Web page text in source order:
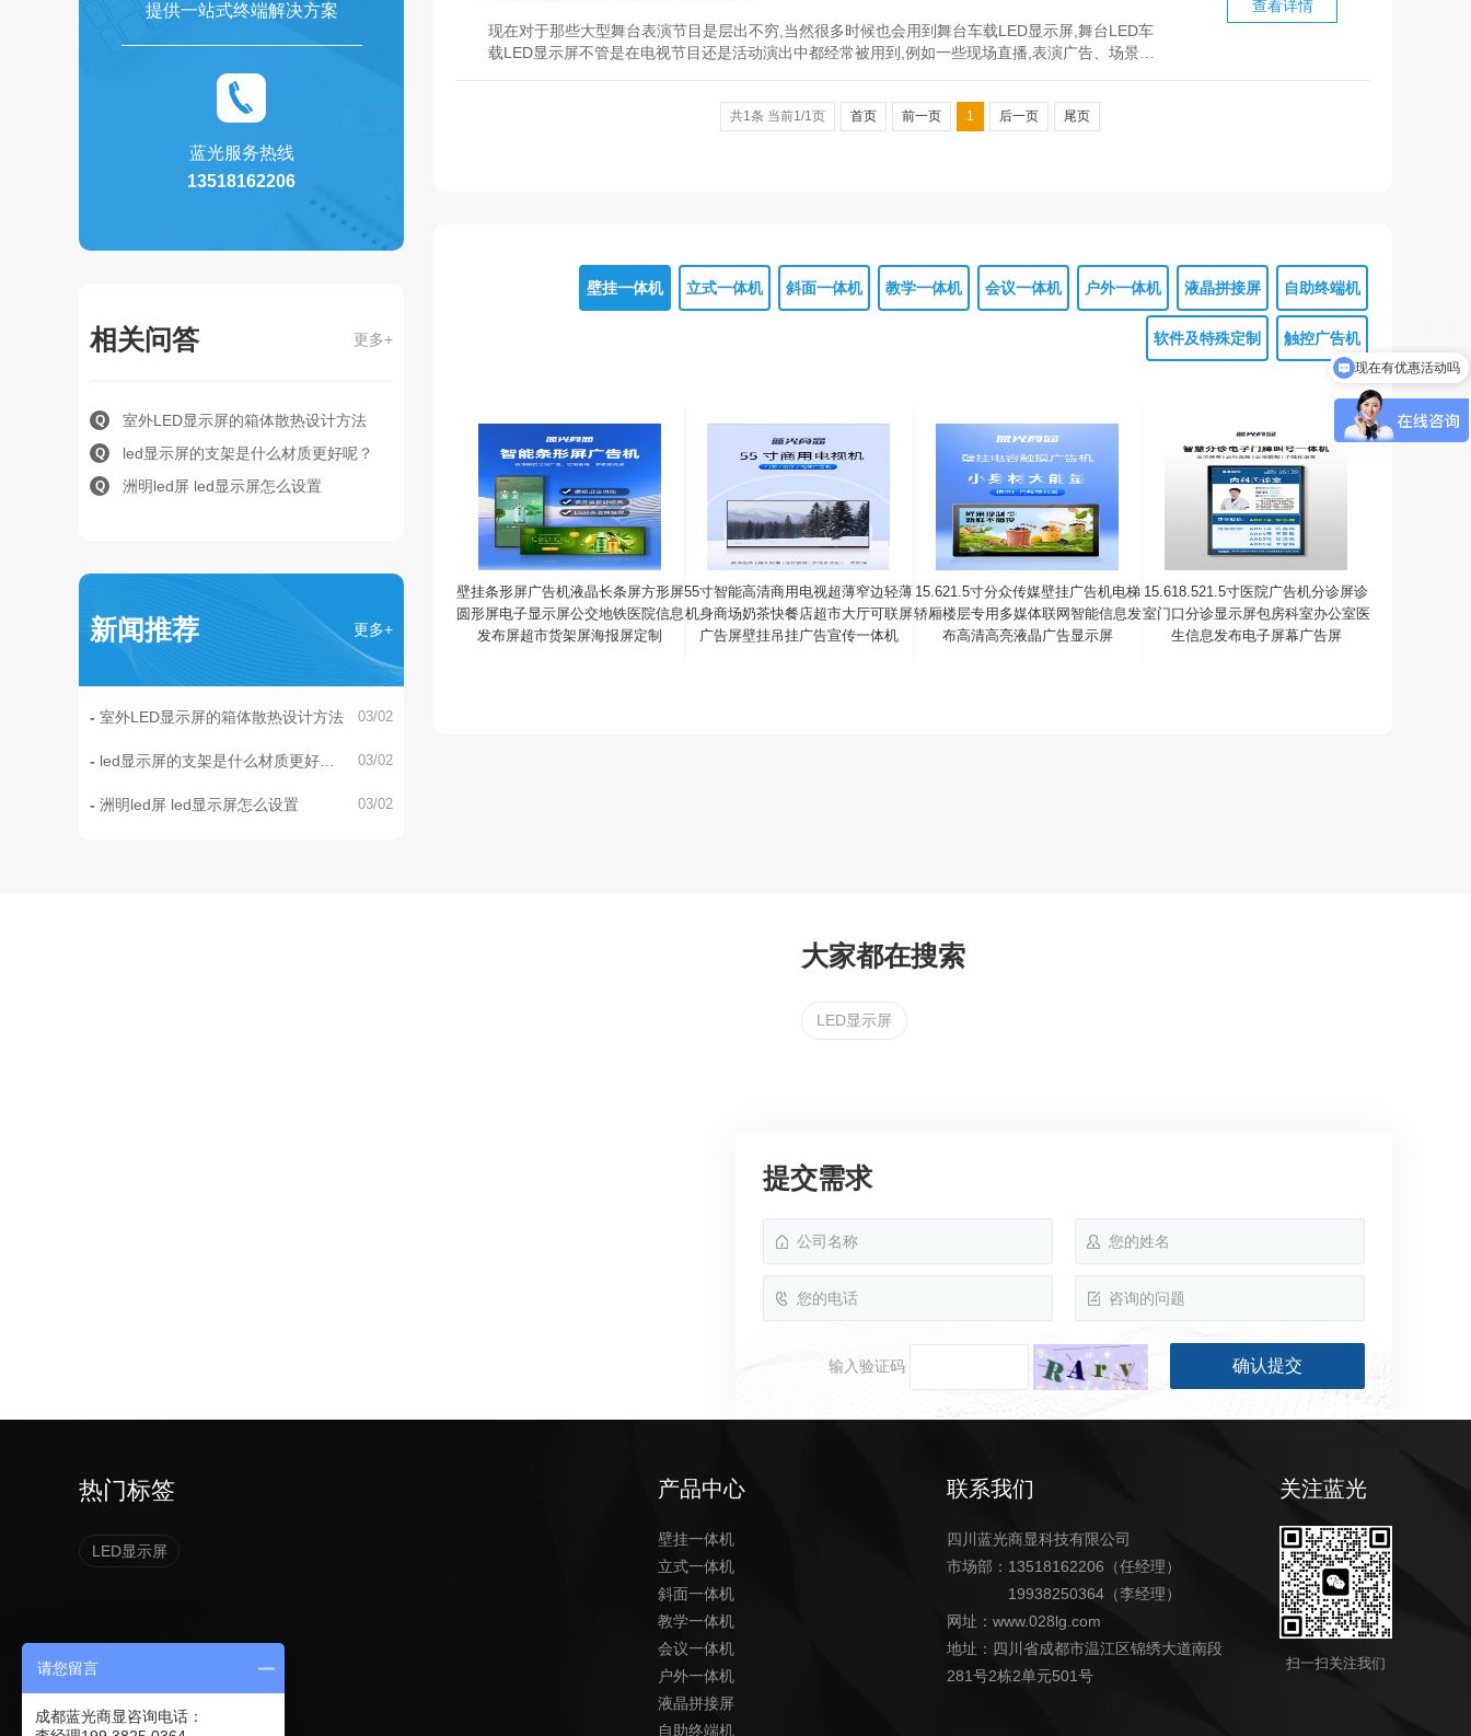
提供一站式终端解决方案
蓝光服务热线
13518162206
相关问答 更多+
Q 室外LED显示屏的箱体散热设计方法
Q led显示屏的支架是什么材质更好呢？
Q 洲明led屏 led显示屏怎么设置
新闻推荐 更多+
室外LED显示屏的箱体散热设计方法 03/02
led显示屏的支架是什么材质更好
呢？
03/02
洲明led屏 led显示屏怎么设置 03/02
现在对于那些大型舞台表演节目是层出不穷,当然很多时候也会用到舞台车载LED显示屏,舞台LED车
载LED显示屏不管是在电视节目还是活动演出中都经常被用到,例如一些现场直播,表演广告、场景背
查看详情
共1条 当前1/1页 首页 前一页 1 后一页 尾页
壁挂一体机 立式一体机 斜面一体机 教学一体机 会议一体机 户外一体机 液晶拼接屏 自助终端机
软件及特殊定制 触控广告机
壁挂条形屏广告机液晶长条屏方形屏
圆形屏电子显示屏公交地铁医院信息
发布屏超市货架屏海报屏定制
55寸智能高清商用电视超薄窄边轻薄
机身商场奶茶快餐店超市大厅可联屏
广告屏壁挂吊挂广告宣传一体机
15.621.5寸分众传媒壁挂广告机电梯
轿厢楼层专用多媒体联网智能信息发
布高清高亮液晶广告显示屏
15.618.521.5寸医院广告机分诊屏诊
室门口分诊显示屏包房科室办公室医
生信息发布电子屏幕广告屏
大家都在搜索
LED显示屏
提交需求
输入验证码
热门标签
LED显示屏
产品中心
壁挂一体机
立式一体机
斜面一体机
教学一体机
会议一体机
户外一体机
液晶拼接屏
自助终端机
联系我们
四川蓝光商显科技有限公司
市场部：13518162206（任经理）
19938250364（李经理）
网址：www.028lg.com
地址：四川省成都市温江区锦绣大道南段
281号2栋2单元501号
关注蓝光
扫一扫关注我们
现在有优惠活动吗
请您留言
成都蓝光商显咨询电话：